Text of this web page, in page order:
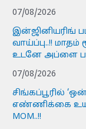
07/08/2026
இன்ஜினியரிங்
வாய்ப்பு..!! மாதம்
உடனே அப்ளை
07/08/2026
சிங்கப்பூரில்
எண்ணிக்கை
MOM..!!